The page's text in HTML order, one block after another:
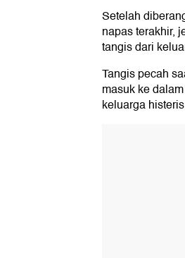
Setelah
napas terakhir,
tangis dari
Tangis pecah
masuk ke
keluarga